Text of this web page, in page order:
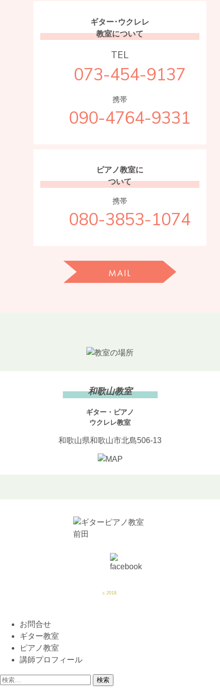
ギター･ウクレレ
教室について
TEL
073-454-9137
携帯
090-4764-9331
ピアノ教室に
ついて
携帯
080-3853-1074
和歌山教室
ギター・ピアノ
ウクレレ教室
和歌山県和歌山市北島506-13
c 2018.
お問合せ
ギター教室
ピアノ教室
講師プロフィール
検